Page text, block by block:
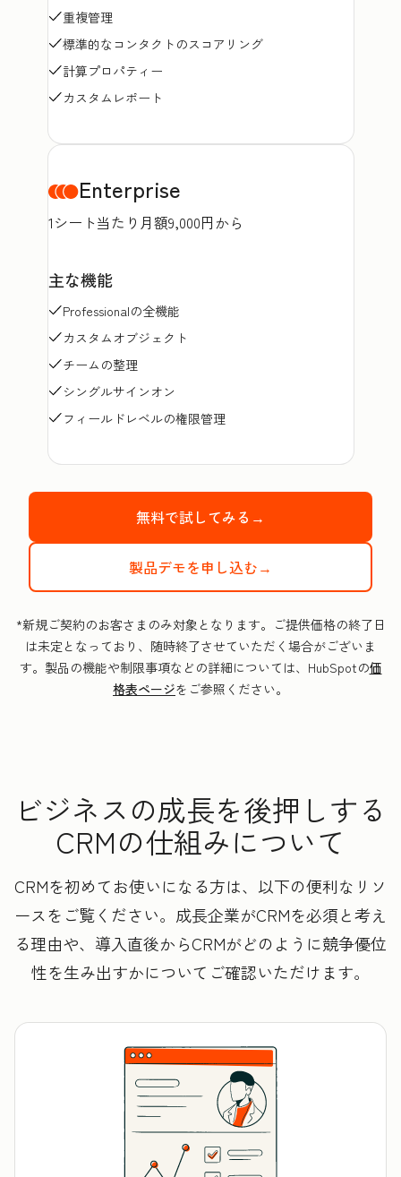
重複管理
標準的なコンタクトのスコアリング
計算プロパティー
カスタムレポート
Enterprise
1シート当たり月額9,000円から
主な機能
Professionalの全機能
カスタムオブジェクト
チームの整理
シングルサインオン
フィールドレベルの権限管理
無料で試してみる→
製品デモを申し込む→
*新規ご契約のお客さまのみ対象となります。ご提供価格の終了日
は未定となっており、随時終了させていただく場合がございま
す。製品の機能や制限事項などの詳細については、HubSpotの価
格表ページをご参照ください。
ビジネスの成長を後押しする
CRMの仕組みについて
CRMを初めてお使いになる方は、以下の便利なリソ
ースをご覧ください。成長企業がCRMを必須と考え
る理由や、導入直後からCRMがどのように競争優位
性を生み出すかについてご確認いただけます。